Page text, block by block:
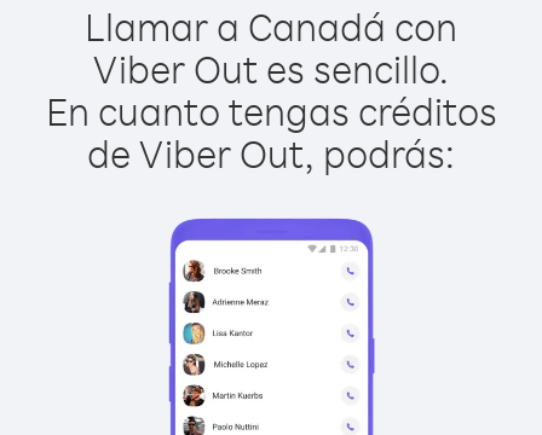
Llamar a Canadá con
Viber Out es sencillo.
En cuanto tengas créditos
de Viber Out, podrás: